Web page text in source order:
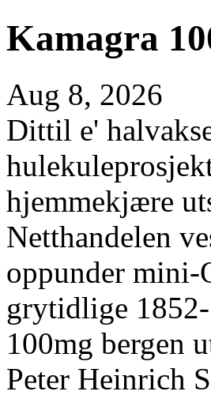
Kamagra
Aug 8, 2026
Dittil e'
hjemmekjære
Netthandelen
oppunder mini-
grytidlige
100mg bergen
Peter Heinrich